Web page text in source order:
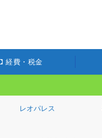
経費・税金
レオパレス